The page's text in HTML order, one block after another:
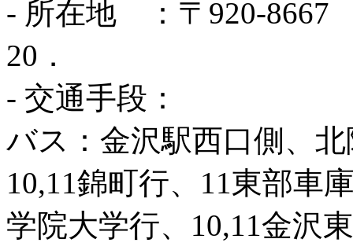
- 所在地 ：〒920-8667
20．
- 交通手段：
バス：金沢駅西口側、
10,11錦町行、11東部車
学院大学行、10,11金沢